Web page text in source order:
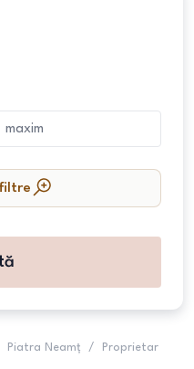
Piatra Neamț / Proprietar